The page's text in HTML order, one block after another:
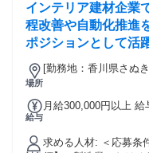
インテリア建材企業
程改善や自動化推進
ポジションとして活
場所
[勤務地：香川県さぬ
給与
月給300,000円以上 給与: 【年収】500万円-800万円 【
当】通勤手当、残業手
求める人材: ＜応募条件＞ 第一種運転免許普通自動車 【必